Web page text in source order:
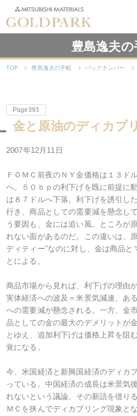
豊島逸夫の
TOP 豊島逸夫の手帖 バックナンバー
Page393
金と原油のディカプ
2007年12月11日
ＦＯＭＣ前夜のＮＹ金価格は１３ド
へ。５０ｂｐの利下げを既に前提に
は８７ドルへ下落。利下げを誘引し
行き、商品としての需要減を懸念し
う要因も、金には追い風。ところが
れない面があるのだ。この違いは、
ディティー"なのに対し、金は商品と
とによる。
商品市場から見れば、利下げの理由
実体経済への波及＝米景気減速、あ
への需要減が懸念される。一方、金
品としての金の最大のデメリットが
とゆえ、追加利下げは価格上昇を阻
覚になる。
今、米国経済と新興国経済のディカ
っている。中国経済の成長は米景気
れないという議論。その新語を借り
ＭＣを挟んでディカプリング現象と